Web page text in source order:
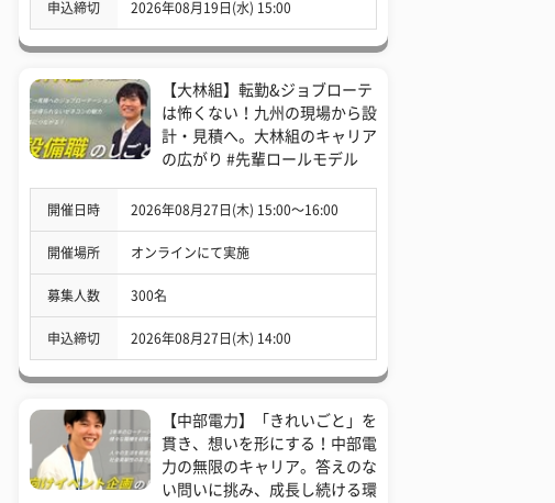
申込締切 2026年08月19日(水) 15:00
【大林組】転勤&ジョブローテ
は怖くない！九州の現場から設
計・見積へ。大林組のキャリア
の広がり #先輩ロールモデル
開催日時 2026年08月27日(木) 15:00〜16:00
開催場所 オンラインにて実施
募集人数 300名
申込締切 2026年08月27日(木) 14:00
【中部電力】「きれいごと」を
貫き、想いを形にする！中部電
力の無限のキャリア。答えのな
い問いに挑み、成長し続ける環